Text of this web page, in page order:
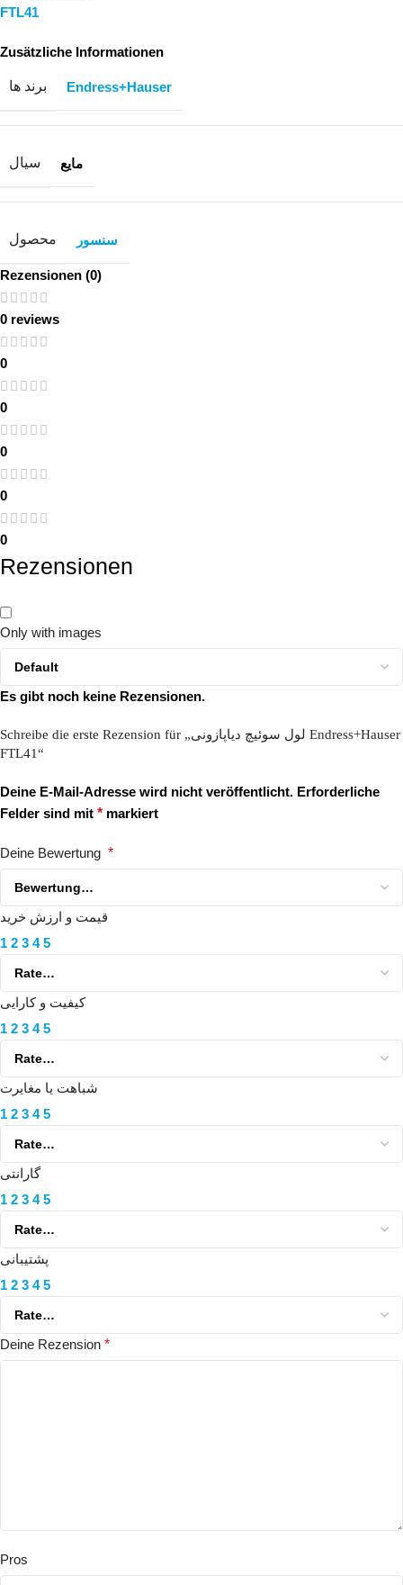
FTL41
Zusätzliche Informationen
برند ها Endress+Hauser
سیال مایع
محصول سنسور
Rezensionen (0)
0 reviews
0
0
0
0
0
Rezensionen
Only with images
Es gibt noch keine Rezensionen.
Schreibe die erste Rezension für „لول سوئیچ دیاپازونی Endress+Hauser
FTL41“
Deine E-Mail-Adresse wird nicht veröffentlicht. Erforderliche
Felder sind mit * markiert
Deine Bewertung *
قیمت و ارزش خرید
1 2 3 4 5
کیفیت و کارایی
1 2 3 4 5
شباهت یا مغایرت
1 2 3 4 5
گارانتی
1 2 3 4 5
پشتیبانی
1 2 3 4 5
Deine Rezension *
Pros